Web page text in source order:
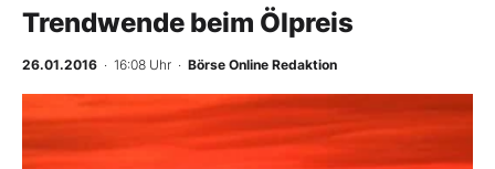
Anlageprodukte
Finanz-Check
Abo & Shop
Trendwende beim Ölpreis
26.01.2016 · 16:08 Uhr · Börse Online Redaktion